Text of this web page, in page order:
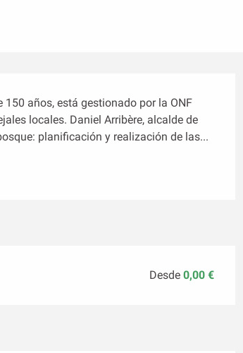
años, está gestionado por la ONF
locales. Daniel Arribère, alcalde de
planificación y realización de las...
Desde0,00 €